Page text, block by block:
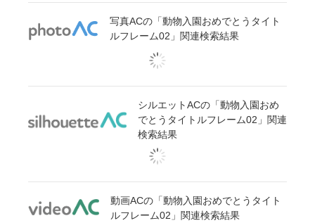
写真ACの「動物入園おめでとうタイト
ルフレーム02」関連検索結果
シルエットACの「動物入園おめ
でとうタイトルフレーム02」関連
検索結果
動画ACの「動物入園おめでとうタイト
ルフレーム02」関連検索結果